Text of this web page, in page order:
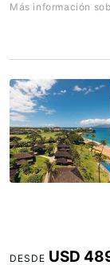
Más información
DESDE USD